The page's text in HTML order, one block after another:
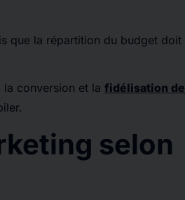
que la répartition du budget doit
la conversion et la fidélisation de
selon